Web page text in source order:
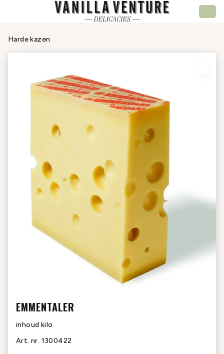
Harde kazen
EMMENTALER
inhoud kilo
Art. nr. 1300422